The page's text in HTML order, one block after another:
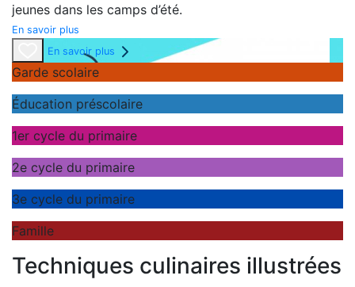
jeunes dans les camps d’été.
En savoir plus
En savoir plus
Garde scolaire
Éducation préscolaire
1er cycle du primaire
2e cycle du primaire
3e cycle du primaire
Famille
Techniques culinaires illustrées